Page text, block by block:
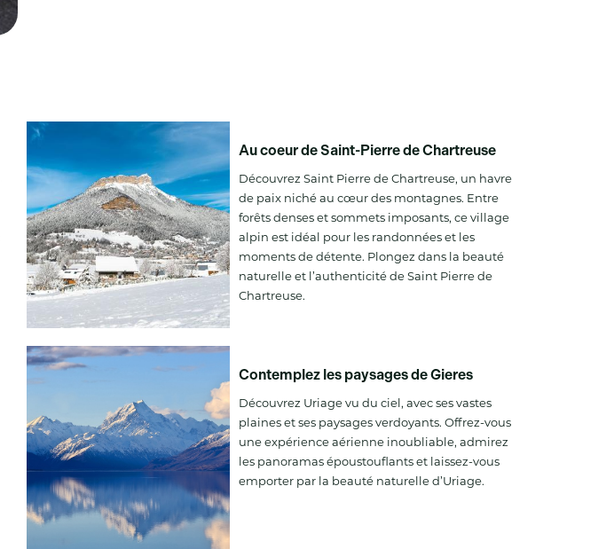
Au coeur de Saint-Pierre de Chartreuse
Découvrez Saint Pierre de Chartreuse, un havre
de paix niché au cœur des montagnes. Entre
forêts denses et sommets imposants, ce village
alpin est idéal pour les randonnées et les
moments de détente. Plongez dans la beauté
naturelle et l’authenticité de Saint Pierre de
Chartreuse.
Contemplez les paysages de Gieres
Découvrez Uriage vu du ciel, avec ses vastes
plaines et ses paysages verdoyants. Offrez-vous
une expérience aérienne inoubliable, admirez
les panoramas époustouflants et laissez-vous
emporter par la beauté naturelle d’Uriage.